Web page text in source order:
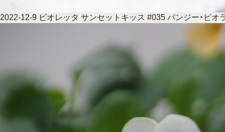
2022-12-9 ビオレッタ サンセットキッス #035 パンジー・ビオ